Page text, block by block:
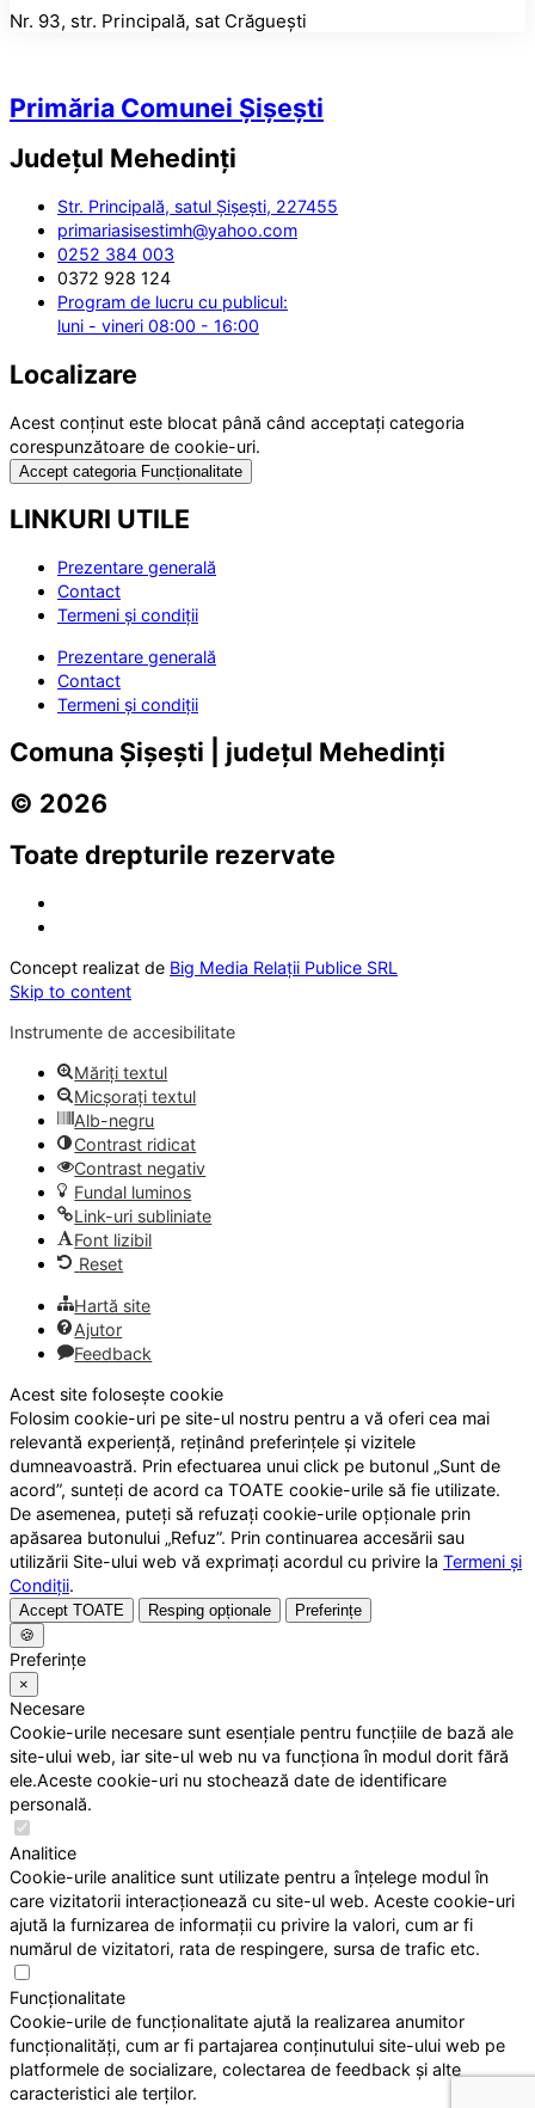
Nr. 93, str. Principală, sat Crăguești
Primăria Comunei Șișești
Județul Mehedinți
Str. Principală, satul Șișești, 227455
primariasisestimh@yahoo.com
0252 384 003
0372 928 124
Program de lucru cu publicul:
luni - vineri 08:00 - 16:00
Localizare
Acest conținut este blocat până când acceptați categoria
corespunzătoare de cookie-uri.
Accept categoria Funcționalitate
LINKURI UTILE
Prezentare generală
Contact
Termeni și condiții
Prezentare generală
Contact
Termeni și condiții
Comuna Șișești | județul Mehedinți
© 2026
Toate drepturile rezervate
Concept realizat de Big Media Relații Publice SRL
Skip to content
Instrumente de accesibilitate
Măriți textul
Micșorați textul
Alb-negru
Contrast ridicat
Contrast negativ
Fundal luminos
Link-uri subliniate
Font lizibil
Reset
Hartă site
Ajutor
Feedback
Acest site folosește cookie
Folosim cookie-uri pe site-ul nostru pentru a vă oferi cea mai
relevantă experiență, reținând preferințele și vizitele
dumneavoastră. Prin efectuarea unui click pe butonul „Sunt de
acord”, sunteți de acord ca TOATE cookie-urile să fie utilizate.
De asemenea, puteți să refuzați cookie-urile opționale prin
apăsarea butonului „Refuz”. Prin continuarea accesării sau
utilizării Site-ului web vă exprimați acordul cu privire la Termeni și
Condiții.
Accept TOATE Resping opționale
Preferințe
🍪
Preferințe
×
Necesare
Cookie-urile necesare sunt esențiale pentru funcțiile de bază ale
site-ului web, iar site-ul web nu va funcționa în modul dorit fără
ele.Aceste cookie-uri nu stochează date de identificare
personală.
Analitice
Cookie-urile analitice sunt utilizate pentru a înțelege modul în
care vizitatorii interacționează cu site-ul web. Aceste cookie-uri
ajută la furnizarea de informații cu privire la valori, cum ar fi
numărul de vizitatori, rata de respingere, sursa de trafic etc.
Funcționalitate
Cookie-urile de funcționalitate ajută la realizarea anumitor
funcționalități, cum ar fi partajarea conținutului site-ului web pe
platformele de socializare, colectarea de feedback și alte
caracteristici ale terților.